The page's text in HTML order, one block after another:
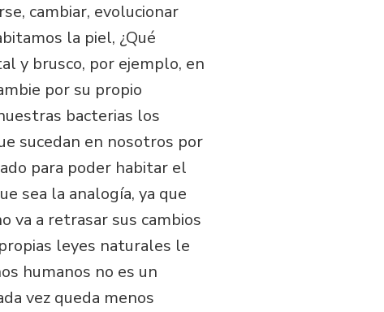
cambiar, evolucionar
la piel, ¿Qué
y brusco, por ejemplo, en
por su propio
bacterias los
sucedan en nosotros por
para poder habitar el
sea la analogía, ya que
va a retrasar sus cambios
leyes naturales le
humanos no es un
vez queda menos